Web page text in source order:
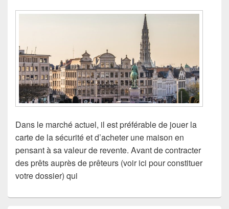
Dans le marché actuel, il est préférable de jouer la
carte de la sécurité et d’acheter une maison en
pensant à sa valeur de revente. Avant de contracter
des prêts auprès de prêteurs (voir ici pour constituer
votre dossier) qui